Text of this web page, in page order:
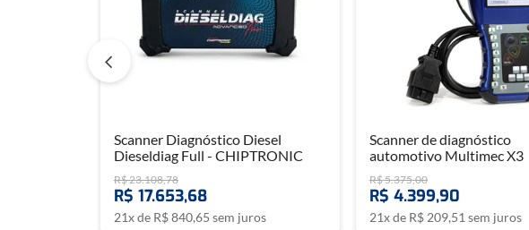
Scanner Diagnóstico Diesel
Dieseldiag Full - CHIPTRONIC
R$23.108,78
R$ 17.653,68
21x de R$840,65 sem juros
Scanner de diagnóstico
automotivo Multimec X3
R$5.375,00
R$ 4.399,90
21x de R$ 209,51 sem juros